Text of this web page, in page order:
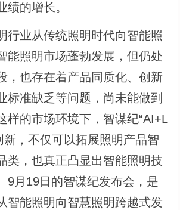
绩的增长。
业从传统照明时代向智能照
能照明市场蓬勃发展，但仍处
，也存在着产品同质化、创新
标准缺乏等问题，尚未能做到
样的市场环境下，智谋纪“AI+L
新，不仅可以拓展照明产品智
类，也真正凸显出智能照明技
9月19日的智谋纪发布会，是
智能照明向智慧照明跨越式发